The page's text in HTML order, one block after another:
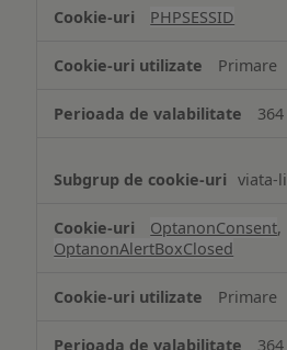
Cookie
necesare
PHPSESSID
Primare
viata-
OptanonConsent,
OptanonAlertBoxClosed
Primare